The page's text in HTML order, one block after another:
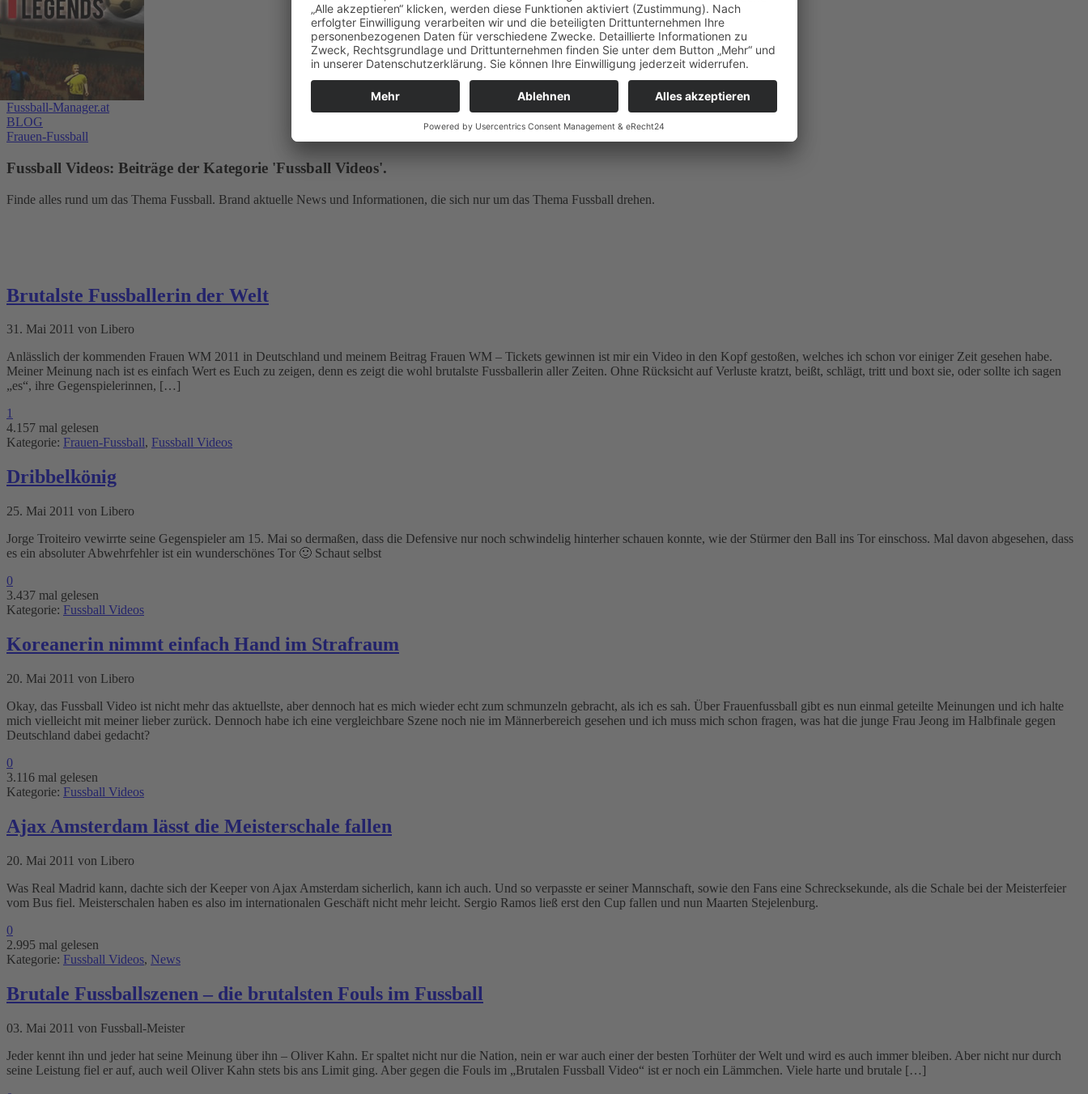
Fussball-Manager.at
BLOG
Frauen-Fussball
Fussball Videos: Beiträge der Kategorie 'Fussball Videos'.
Finde alles rund um das Thema Fussball. Brand aktuelle News und Informationen, die sich nur um das Thema Fussball drehen.
Brutalste Fussballerin der Welt
31. Mai 2011 von Libero
Anlässlich der kommenden Frauen WM 2011 in Deutschland und meinem Beitrag Frauen WM – Tickets gewinnen ist mir ein Video in den Kopf gestoßen, welches ich schon vor einiger Zeit gesehen habe.
Meiner Meinung nach ist es einfach Wert es Euch zu zeigen, denn es zeigt die wohl brutalste Fussballerin aller Zeiten. Ohne Rücksicht auf Verluste kratzt, beißt, schlägt, tritt und boxt sie, oder sollte ich sagen
„es“, ihre Gegenspielerinnen, […]
1
4.157 mal gelesen
Kategorie: Frauen-Fussball, Fussball Videos
Dribbelkönig
25. Mai 2011 von Libero
Jorge Troiteiro vewirrte seine Gegenspieler am 15. Mai so dermaßen, dass die Defensive nur noch schwindelig hinterher schauen konnte, wie der Stürmer den Ball ins Tor einschoss. Mal davon abgesehen, dass
es ein absoluter Abwehrfehler ist ein wunderschönes Tor 🙂 Schaut selbst
0
3.437 mal gelesen
Kategorie: Fussball Videos
Koreanerin nimmt einfach Hand im Strafraum
20. Mai 2011 von Libero
Okay, das Fussball Video ist nicht mehr das aktuellste, aber dennoch hat es mich wieder echt zum schmunzeln gebracht, als ich es sah. Über Frauenfussball gibt es nun einmal geteilte Meinungen und ich halte
mich vielleicht mit meiner lieber zurück. Dennoch habe ich eine vergleichbare Szene noch nie im Männerbereich gesehen und ich muss mich schon fragen, was hat die junge Frau Jeong im Halbfinale gegen
Deutschland dabei gedacht?
0
3.116 mal gelesen
Kategorie: Fussball Videos
Ajax Amsterdam lässt die Meisterschale fallen
20. Mai 2011 von Libero
Was Real Madrid kann, dachte sich der Keeper von Ajax Amsterdam sicherlich, kann ich auch. Und so verpasste er seiner Mannschaft, sowie den Fans eine Schrecksekunde, als die Schale bei der Meisterfeier
vom Bus fiel. Meisterschalen haben es also im internationalen Geschäft nicht mehr leicht. Sergio Ramos ließ erst den Cup fallen und nun Maarten Stejelenburg.
0
2.995 mal gelesen
Kategorie: Fussball Videos, News
Brutale Fussballszenen – die brutalsten Fouls im Fussball
03. Mai 2011 von Fussball-Meister
Jeder kennt ihn und jeder hat seine Meinung über ihn – Oliver Kahn. Er spaltet nicht nur die Nation, nein er war auch einer der besten Torhüter der Welt und wird es auch immer bleiben. Aber nicht nur durch
seine Leistung fiel er auf, auch weil Oliver Kahn stets bis ans Limit ging. Aber gegen die Fouls im „Brutalen Fussball Video“ ist er noch ein Lämmchen. Viele harte und brutale […]